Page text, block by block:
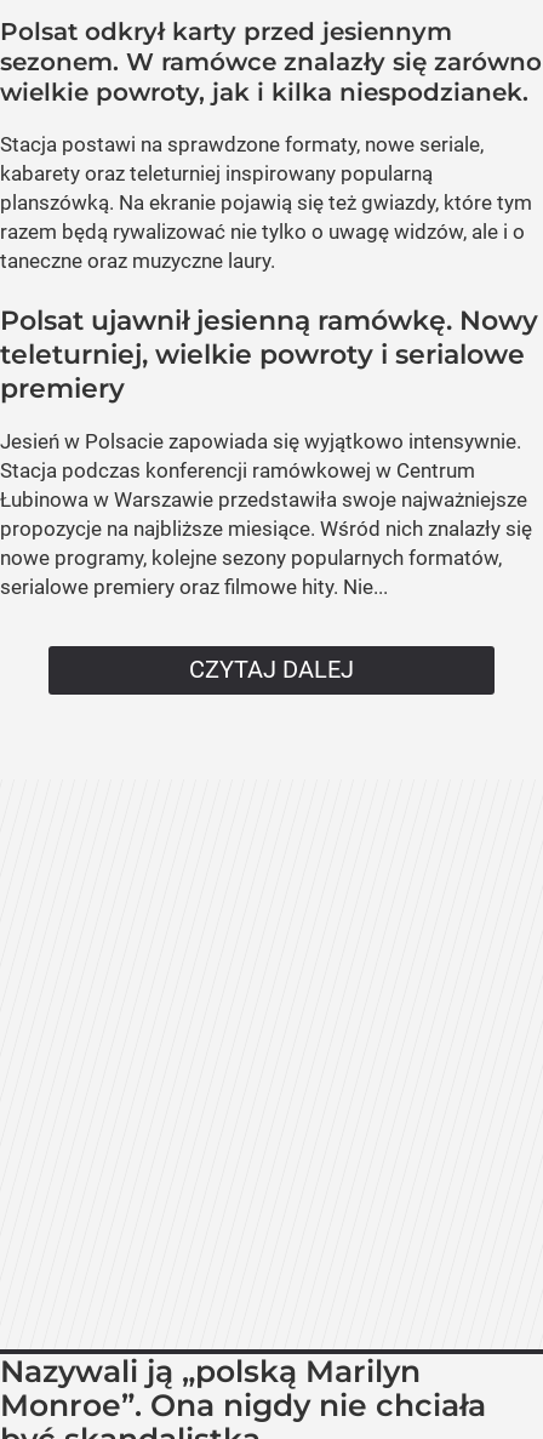
Polsat odkrył karty przed jesiennym
sezonem. W ramówce znalazły się zarówno
wielkie powroty, jak i kilka niespodzianek.
Stacja postawi na sprawdzone formaty, nowe seriale,
kabarety oraz teleturniej inspirowany popularną
planszówką. Na ekranie pojawią się też gwiazdy, które tym
razem będą rywalizować nie tylko o uwagę widzów, ale i o
taneczne oraz muzyczne laury.
Polsat ujawnił jesienną ramówkę. Nowy
teleturniej, wielkie powroty i serialowe
premiery
Jesień w Polsacie zapowiada się wyjątkowo intensywnie.
Stacja podczas konferencji ramówkowej w Centrum
Łubinowa w Warszawie przedstawiła swoje najważniejsze
propozycje na najbliższe miesiące. Wśród nich znalazły się
nowe programy, kolejne sezony popularnych formatów,
serialowe premiery oraz filmowe hity. Nie...
CZYTAJ DALEJ
Nazywali ją „polską Marilyn
Monroe”. Ona nigdy nie chciała